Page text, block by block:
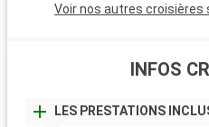
Voir nos autres croisières
INFOS
LES PRESTATIONS